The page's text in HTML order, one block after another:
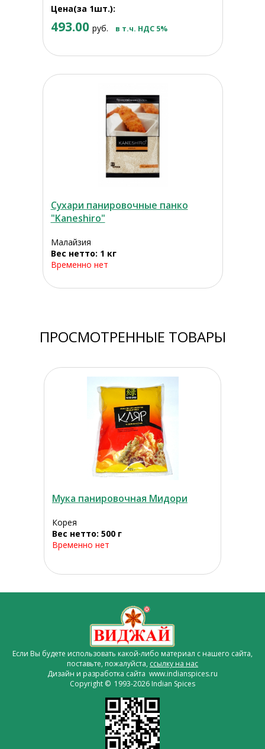
Цена(за 1шт.):
493.00 руб. в т.ч. НДС 5%
Сухари панировочные панко
"Kaneshiro"
Малайзия
Вес нетто: 1 кг
Временно нет
ПРОСМОТРЕННЫЕ ТОВАРЫ
Мука панировочная Мидори
Корея
Вес нетто: 500 г
Временно нет
Если Вы будете использовать какой-либо материал с нашего сайта,
поставьте, пожалуйста, ссылку на нас
Дизайн и разработка сайта www.indianspices.ru
Copyright © 1993-2026 Indian Spices